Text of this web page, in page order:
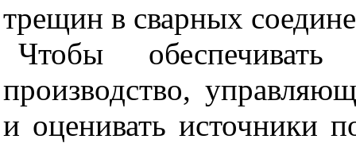
трещин в сварных
Чтобы
производство,
и оценивать источники